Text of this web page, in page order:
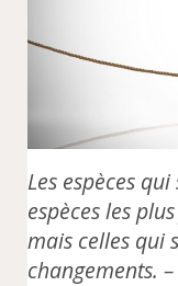
Les espèces
espèces les
mais celles qui
changements.